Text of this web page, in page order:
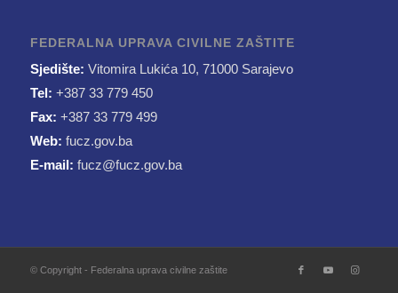
FEDERALNA UPRAVA CIVILNE ZAŠTITE
Sjedište: Vitomira Lukića 10, 71000 Sarajevo
Tel: +387 33 779 450
Fax: +387 33 779 499
Web: fucz.gov.ba
E-mail: fucz@fucz.gov.ba
© Copyright - Federalna uprava civilne zaštite